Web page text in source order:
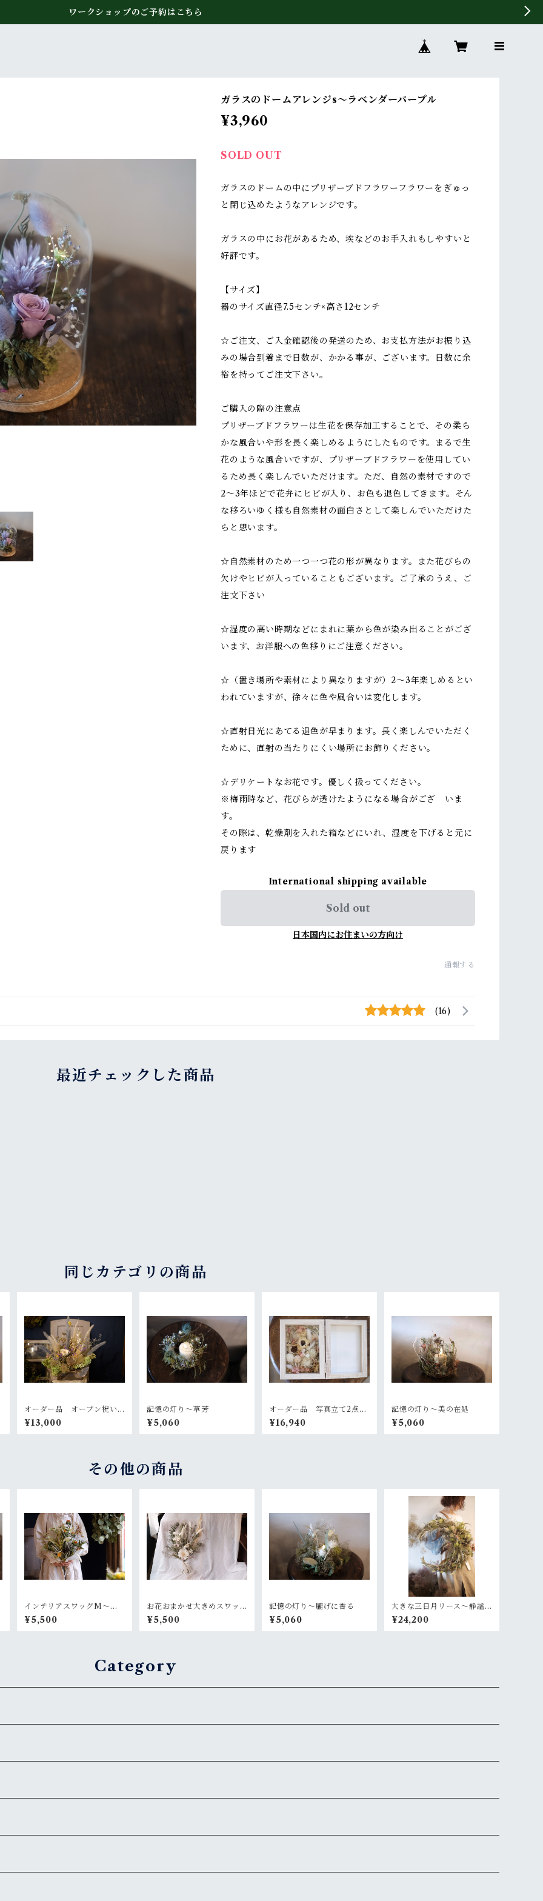
ワークショップのご予約はこちら
ガラスのドームアレンジs〜ラベンダーパープル
¥3,960
SOLD OUT
ガラスのドームの中にプリザーブドフラワーフラワーをぎゅっ
と閉じ込めたようなアレンジです。
ガラスの中にお花があるため、埃などのお手入れもしやすいと
好評です。
【サイズ】
器のサイズ直径7.5センチ×高さ12センチ
☆ご注文、ご入金確認後の発送のため、お支払方法がお振り込
みの場合到着まで日数が、かかる事が、ございます。日数に余
裕を持ってご注文下さい。
ご購入の際の注意点
プリザーブドフラワーは生花を保存加工することで、その柔ら
かな風合いや形を長く楽しめるようにしたものです。まるで生
花のような風合いですが、プリザーブドフラワーを使用してい
るため長く楽しんでいただけます。ただ、自然の素材ですので
2～3年ほどで花弁にヒビが入り、お色も退色してきます。そん
な移ろいゆく様も自然素材の面白さとして楽しんでいただけた
らと思います。
☆自然素材のため一つ一つ花の形が異なります。また花びらの
欠けやヒビが入っていることもございます。ご了承のうえ、ご
注文下さい
☆湿度の高い時期などにまれに葉から色が染み出ることがござ
います、お洋服への色移りにご注意ください。
☆（置き場所や素材により異なりますが）2～3年楽しめるとい
われていますが、徐々に色や風合いは変化します。
☆直射日光にあてる退色が早まります。長く楽しんでいただく
ために、直射の当たりにくい場所にお飾りください。
☆デリケートなお花です。優しく扱ってください。
※梅雨時など、花びらが透けたようになる場合がござ いま
す。
その際は、乾燥剤を入れた箱などにいれ、湿度を下げると元に
戻ります
International shipping available
Sold out
日本国内にお住まいの方向け
通報する
(16)
最近チェックした商品
同じカテゴリの商品
オーダー品 オープン祝い
のお花
¥13,000
記憶の灯り〜草芳
¥5,060
オーダー品 写真立て2点
+ガラスのバルーンアレンジ
2点
¥16,940
記憶の灯り〜美の在処
¥5,060
その他の商品
インテリアスワッグM〜
【お好きなお色でオーダー
制作依頼】
¥5,500
お花おまかせ大きめスワッ
グ 白×グリーン系
¥5,500
記憶の灯り〜朧げに香る
¥5,060
大きな三日月リース〜静謐
な月
¥24,200
Category